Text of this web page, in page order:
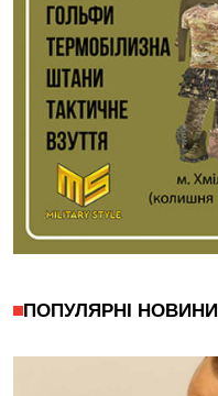
ПОПУЛЯРНІ НОВИНИ